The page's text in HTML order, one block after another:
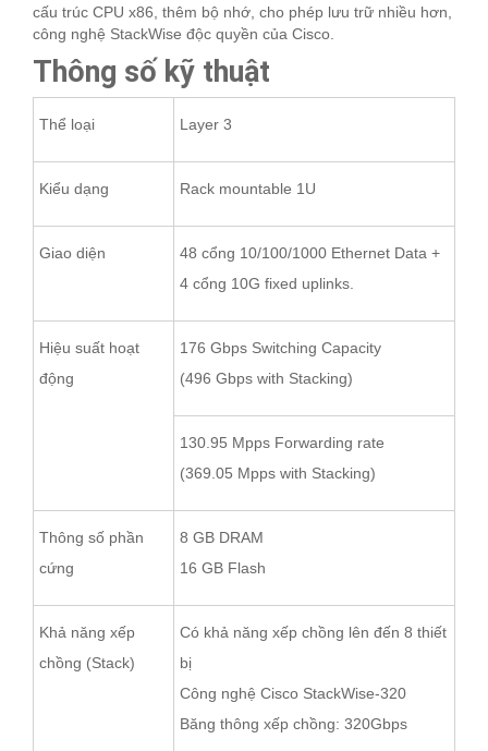
cấu trúc CPU x86, thêm bộ nhớ, cho phép lưu trữ nhiều hơn,
công nghệ StackWise độc quyền của Cisco.
Thông số kỹ thuật
Thể loại Layer 3
Kiểu dạng Rack mountable 1U
Giao diện
48 cổng 10/100/1000 Ethernet Data +
4 cổng 10G fixed uplinks.
Hiệu suất hoạt
động
176 Gbps Switching Capacity
(496 Gbps with Stacking)
130.95 Mpps Forwarding rate
(369.05 Mpps with Stacking)
Thông số phần
cứng
8 GB DRAM
16 GB Flash
Khả năng xếp
chồng (Stack)
Có khả năng xếp chồng lên đến 8 thiết
bị
Công nghệ Cisco StackWise-320
Băng thông xếp chồng: 320Gbps